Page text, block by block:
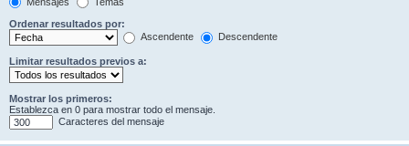
Ordenar resultados por:
Ascendente
Descendente
Limitar resultados previos a:
Mostrar los primeros:
Establezca en 0 para mostrar todo el mensaje.
Caracteres del mensaje